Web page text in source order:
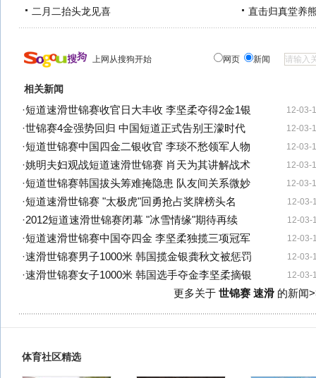
二月二抬头龙见喜 直击归真堂养
上网从搜狗开始 网页 新闻
相关新闻
12-03-
·短道速滑世锦赛收官日大丰收 李坚柔夺得2金1银
12-03-
·世锦赛4金强势回归 中国短道正式告别王濛时代
12-03-
·短道世锦赛中国四金二银收官 李琰不愁领军人物
12-03-
·姚明夫妇观战短道速滑世锦赛 肖天为其讲解战术
12-03-
·短道世锦赛韩国拔头筹难掩隐患 队友间关系微妙
12-03-
·短道速滑世锦赛 "太极虎"回勇抢占奖牌榜头名
12-03-
·2012短道速滑世锦赛闭幕 "冰雪情缘"期待再续
12-03-
·短道速滑世锦赛中国夺四金 李坚柔独揽三项冠军
12-03-
·速滑世锦赛男子1000米 韩国揽金银龚秋文被惩罚
12-03-
·速滑世锦赛女子1000米 韩国选手夺金李坚柔摘银
更多关于 世锦赛 速滑的新闻
体育社区精选